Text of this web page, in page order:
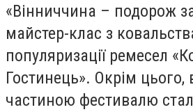
«Вінниччина – подорож
майстер-клас з
популяризації ремесел
Гостинець». Окрім
частиною фестивалю